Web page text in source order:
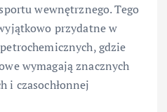
wewnętrznego. Tego
przydatne w
gdzie
wymagają znacznych
i czasochłonnej